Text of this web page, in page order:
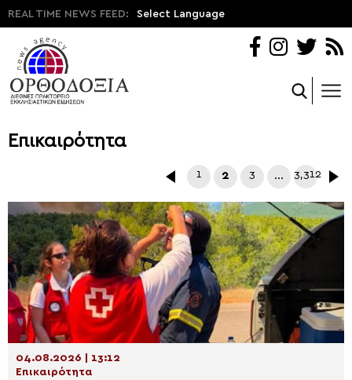
REAL TIME NEWS FEED: Select Language
Επικαιρότητα
1 2 3 … 3,312
04.08.2026 | 13:12
Επικαιρότητα